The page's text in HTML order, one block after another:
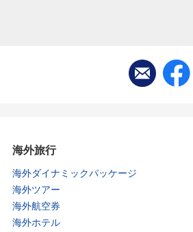
海外旅行
海外ダイナミックパッケージ
海外ツアー
海外航空券
海外ホテル